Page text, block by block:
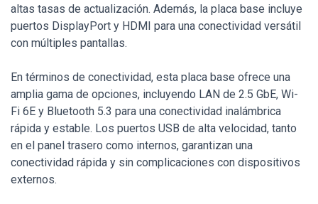
altas tasas de actualización. Además, la placa base incluye
puertos DisplayPort y HDMI para una conectividad versátil
con múltiples pantallas.
En términos de conectividad, esta placa base ofrece una
amplia gama de opciones, incluyendo LAN de 2.5 GbE, Wi-
Fi 6E y Bluetooth 5.3 para una conectividad inalámbrica
rápida y estable. Los puertos USB de alta velocidad, tanto
en el panel trasero como internos, garantizan una
conectividad rápida y sin complicaciones con dispositivos
externos.